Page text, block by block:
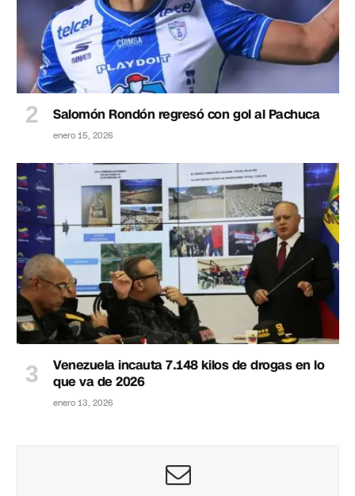
Salomón Rondón regresó con gol al Pachuca
enero 15, 2026
Venezuela incauta 7.148 kilos de drogas en lo
que va de 2026
enero 13, 2026